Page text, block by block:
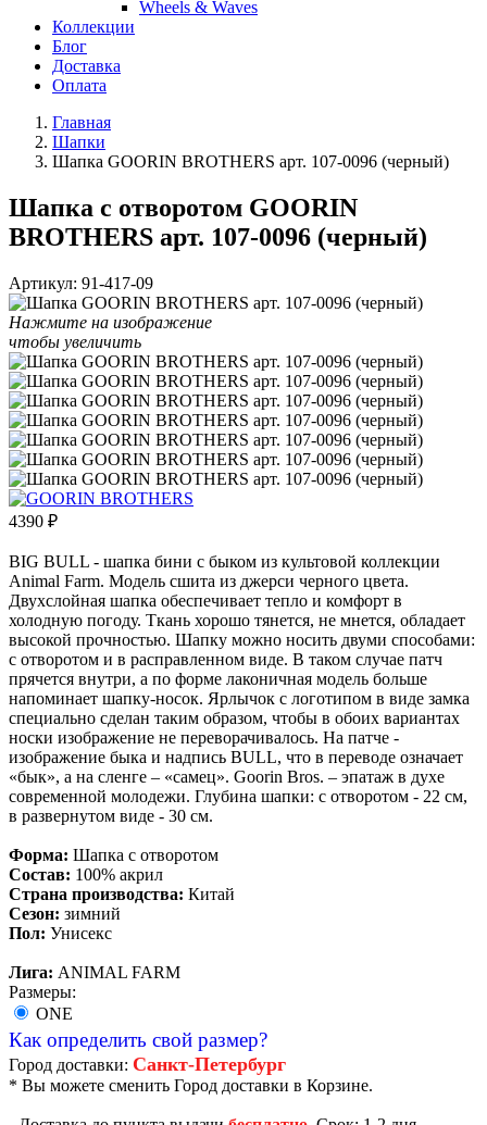
Wheels & Waves
Коллекции
Блог
Доставка
Оплата
Главная
Шапки
Шапка GOORIN BROTHERS арт. 107-0096 (черный)
Шапка с отворотом GOORIN
BROTHERS арт. 107-0096 (черный)
Артикул: 91-417-09
Нажмите на изображение
чтобы увеличить
4390 ₽
BIG BULL - шапка бини с быком из культовой коллекции
Animal Farm. Модель сшита из джерси черного цвета.
Двухслойная шапка обеспечивает тепло и комфорт в
холодную погоду. Ткань хорошо тянется, не мнется, обладает
высокой прочностью. Шапку можно носить двуми способами:
с отворотом и в расправленном виде. В таком случае патч
прячется внутри, а по форме лаконичная модель больше
напоминает шапку-носок. Ярлычок с логотипом в виде замка
специально сделан таким образом, чтобы в обоих вариантах
носки изображение не переворачивалось. На патче -
изображение быка и надпись BULL, что в переводе означает
«бык», а на сленге – «самец». Goorin Bros. – эпатаж в духе
современной молодежи. Глубина шапки: с отворотом - 22 см,
в развернутом виде - 30 см.
Форма: Шапка с отворотом
Состав: 100% акрил
Страна производства: Китай
Сезон: зимний
Пол: Унисекс
Лига: ANIMAL FARM
Размеры:
ONE
Как определить свой размер?
Город доставки: Санкт-Петербург
* Вы можете сменить Город доставки в Корзине.